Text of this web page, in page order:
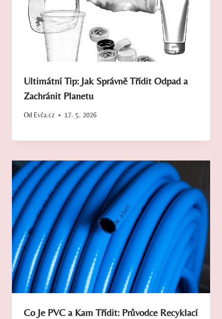
Ultimátní Tip: Jak Správně Třídit Odpad a
Zachránit Planetu
Od Evča.cz 17. 5. 2026
Co Je PVC a Kam Třídit: Průvodce Recyklací